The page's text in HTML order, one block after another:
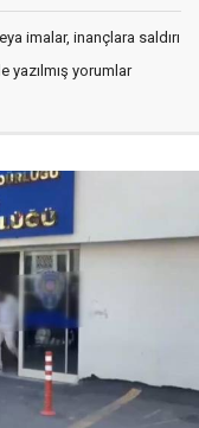
imalar, inançlara saldırı
yazılmış yorumlar